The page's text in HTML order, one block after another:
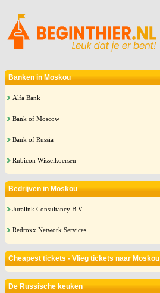
Banken in Moskou
Alfa Bank
Bank of Moscow
Bank of Russia
Rubicon Wisselkoersen
Bedrijven in Moskou
Juralink Consultancy B.V.
Redroxx Network Services
Cheapest tickets - Vlieg tickets naar Moskou
De Russische keuken